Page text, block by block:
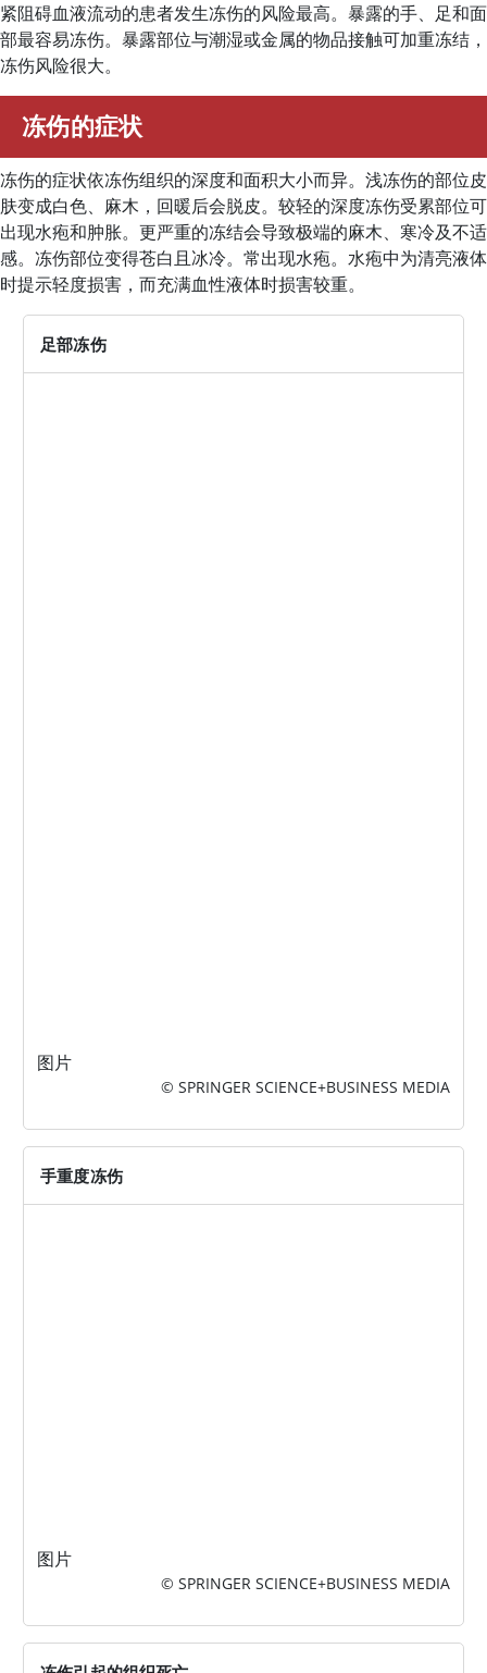
紧阻碍血液流动的患者发生冻伤的风险最高。暴露的手、足和面
部最容易冻伤。暴露部位与潮湿或金属的物品接触可加重冻结，
冻伤风险很大。
冻伤的症状
冻伤的症状依冻伤组织的深度和面积大小而异。浅冻伤的部位皮
肤变成白色、麻木，回暖后会脱皮。较轻的深度冻伤受累部位可
出现水疱和肿胀。更严重的冻结会导致极端的麻木、寒冷及不适
感。冻伤部位变得苍白且冰冷。常出现水疱。水疱中为清亮液体
时提示轻度损害，而充满血性液体时损害较重。
足部冻伤
图片
© SPRINGER SCIENCE+BUSINESS MEDIA
手重度冻伤
图片
© SPRINGER SCIENCE+BUSINESS MEDIA